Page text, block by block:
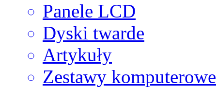
Panele LCD
Dyski twarde
Artykuły
Zestawy komputerowe